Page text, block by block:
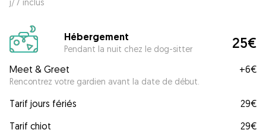
j/7 inclus
Hébergement
Pendant la nuit chez le dog-sitter 25€
Meet & Greet
Rencontrez votre gardien avant la date de début.
+6€
Tarif jours fériés
29€
Tarif chiot
29€